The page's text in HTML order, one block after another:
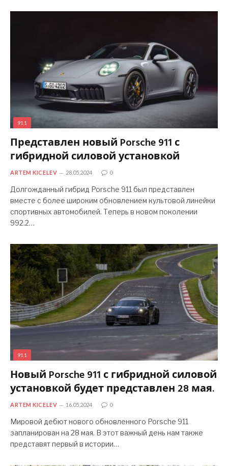
911
Представлен новый Porsche 911 с
гибридной силовой установкой
ARTEM KICELEV 28.05.2024 0
Долгожданный гибрид Porsche 911 был представлен
вместе с более широким обновлением культовой линейки
спортивных автомобилей. Теперь в новом поколении
992.2…
911
Новый Porsche 911 с гибридной силовой
установкой будет представлен 28 мая.
ARTEM KICELEV 16.05.2024 0
Мировой дебют нового обновленного Porsche 911
запланирован на 28 мая. В этот важный день нам также
представят первый в истории…